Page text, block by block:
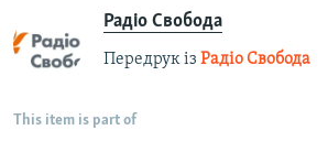
Радіо Свобода
Передрук із Радіо Свобода
This item is part of